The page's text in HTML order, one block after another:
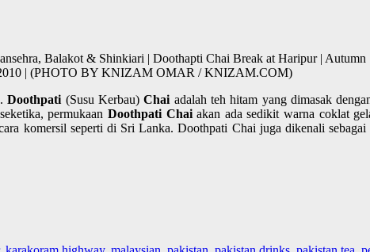
Balakot & Shinkiari | Doothapti Chai Break at Haripur | Autumn
2010 | (PHOTO BY KNIZAM OMAR / KNIZAM.COM)
Doothpati (Susu Kerbau) Chai adalah teh hitam yang dimasak
permukaan Doothpati Chaiakan ada sedikit warna coklat
komersil seperti di Sri Lanka. Doothpati Chai juga dikenali sebagai